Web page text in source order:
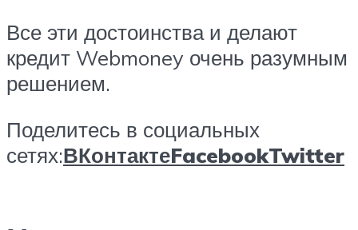
Все эти достоинства и делают
кредит Webmoney очень разумным
решением.
Поделитесь в социальных
сетях:ВКонтактеFacebookTwitter